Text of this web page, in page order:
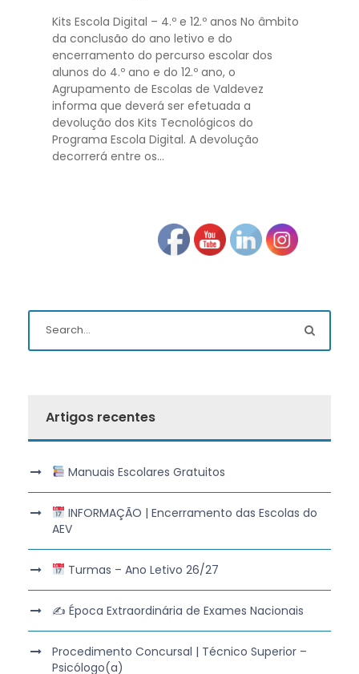
Kits Escola Digital – 4.º e 12.º anos No âmbito
da conclusão do ano letivo e do
encerramento do percurso escolar dos
alunos do 4.º ano e do 12.º ano, o
Agrupamento de Escolas de Valdevez
informa que deverá ser efetuada a
devolução dos Kits Tecnológicos do
Programa Escola Digital. A devolução
decorrerá entre os...
Artigos recentes
Manuais Escolares Gratuitos
INFORMAÇÃO | Encerramento das Escolas do
AEV
Turmas – Ano Letivo 26/27
✍️ Época Extraordinária de Exames Nacionais
Procedimento Concursal | Técnico Superior –
Psicólogo(a)